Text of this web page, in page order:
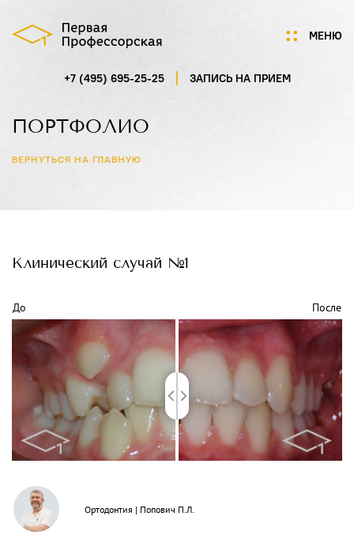
МЕНЮ
+7 (495) 695-25-25 ЗАПИСЬ НА ПРИЕМ
Цены
Акции
Услуги
Отзывы
ГАГАРИНСКИЙ ПЕРЕУЛОК,Д.7/8, СТР.1, ПОМ.5
ПН-СБ 9:00-21:00
INFO@PROFCLINIC.RU
ПОРТФОЛИО
ВЕРНУТЬСЯ НА ГЛАВНУЮ
Клинический случай №1
До После
Ортодонтия | Попович П.Л.